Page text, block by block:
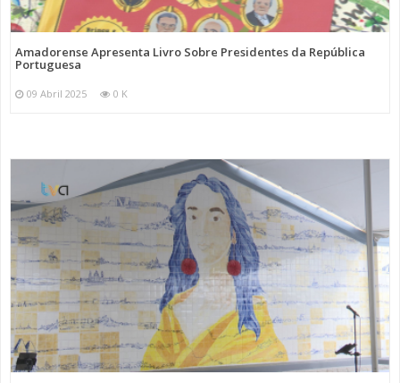
Amadorense Apresenta Livro Sobre Presidentes da República
Portuguesa
09 Abril 2025 0 K